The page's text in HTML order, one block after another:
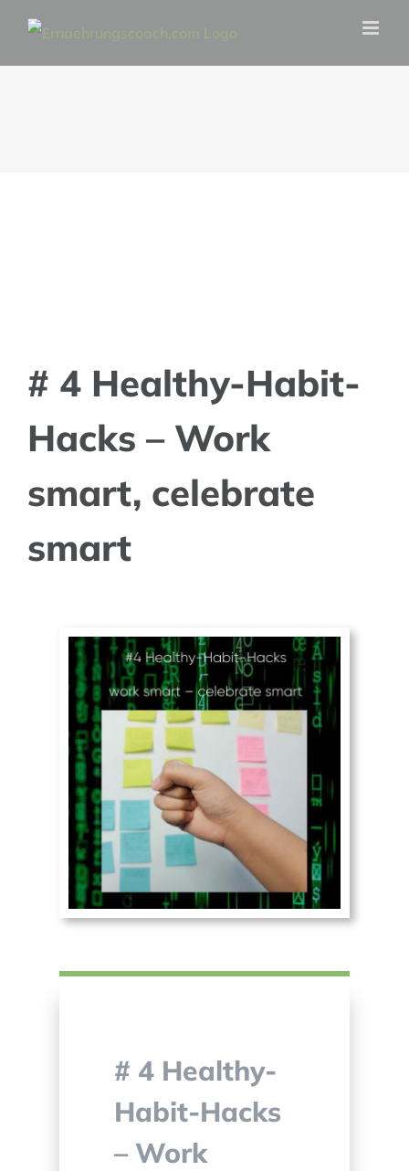
# 4 Healthy-Habit-
Hacks – Work
smart, celebrate
smart
# 4 Healthy-
Habit-Hacks
– Work